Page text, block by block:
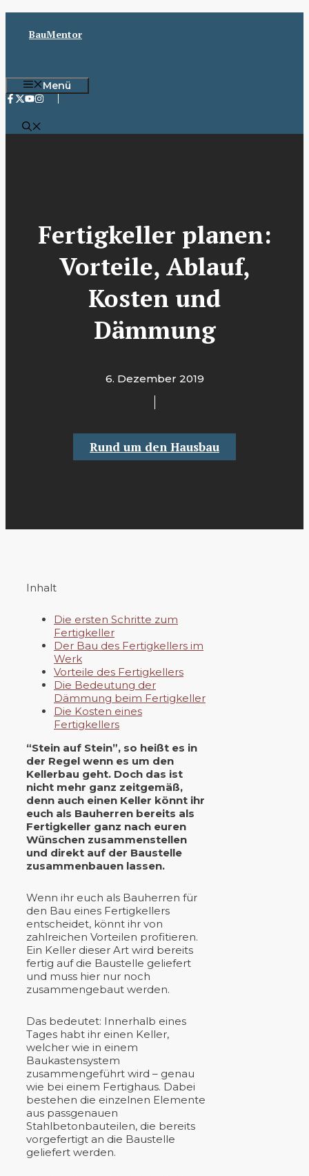
InhaltBauMentor
Menü
Fertigkeller planen:
Vorteile, Ablauf,
Kosten und
Dämmung
6. Dezember 2019
Rund um den Hausbau
Inhalt
Die ersten Schritte zum
Fertigkeller
Der Bau des Fertigkellers im
Werk
Vorteile des Fertigkellers
Die Bedeutung der
Dämmung beim Fertigkeller
Die Kosten eines
Fertigkellers
“Stein auf Stein”, so heißt es in
der Regel wenn es um den
Kellerbau geht. Doch das ist
nicht mehr ganz zeitgemäß,
denn auch einen Keller könnt ihr
euch als Bauherren bereits als
Fertigkeller ganz nach euren
Wünschen zusammenstellen
und direkt auf der Baustelle
zusammenbauen lassen.
Wenn ihr euch als Bauherren für
den Bau eines Fertigkellers
entscheidet, könnt ihr von
zahlreichen Vorteilen profitieren.
Ein Keller dieser Art wird bereits
fertig auf die Baustelle geliefert
und muss hier nur noch
zusammengebaut werden.
Das bedeutet: Innerhalb eines
Tages habt ihr einen Keller,
welcher wie in einem
Baukastensystem
zusammengeführt wird – genau
wie bei einem Fertighaus. Dabei
bestehen die einzelnen Elemente
aus passgenauen
Stahlbetonbauteilen, die bereits
vorgefertigt an die Baustelle
geliefert werden.